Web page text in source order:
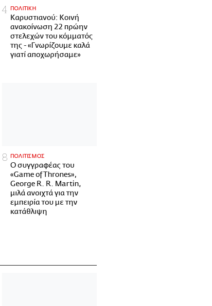
ΠΟΛΙΤΙΚΗ
Καρυστιανού: Κοινή
ανακοίνωση 22 πρώην
στελεχών του κόμματός
της - «Γνωρίζουμε καλά
γιατί αποχωρήσαμε»
ΠΟΛΙΤΙΣΜΟΣ
Ο συγγραφέας του
«Game of Thrones»,
George R. R. Martin,
μιλά ανοιχτά για την
εμπειρία του με την
κατάθλιψη